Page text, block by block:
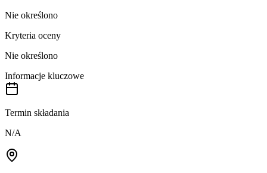
Nie określono
Kryteria oceny
Nie określono
Informacje kluczowe
Termin składania
N/A